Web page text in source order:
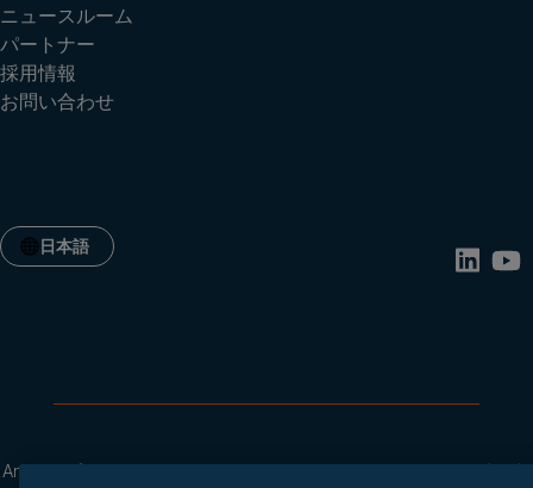
ニュースルーム
パートナー
採用情報
お問い合わせ
日本語
Anaplanプライバシー ステートメ
Cookie
サービス利用規